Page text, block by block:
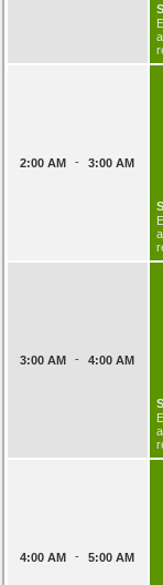
2:00 AM - 3:00 AM
3:00 AM - 4:00 AM
4:00 AM - 5:00 AM